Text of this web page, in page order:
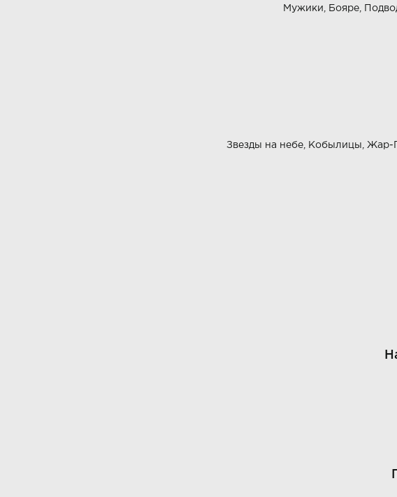
Мужики, Бояре,
Звезды на небе, Кобылицы, Жар-